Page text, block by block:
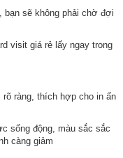
bạn sẽ không phải chờ đợi
visit giá rẻ lấy ngay trong
ràng, thích hợp cho in ấn
sống động, màu sắc sắc
càng giảm